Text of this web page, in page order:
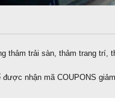
thảm trải sàn, thảm trang
được nhận mã COUPONS